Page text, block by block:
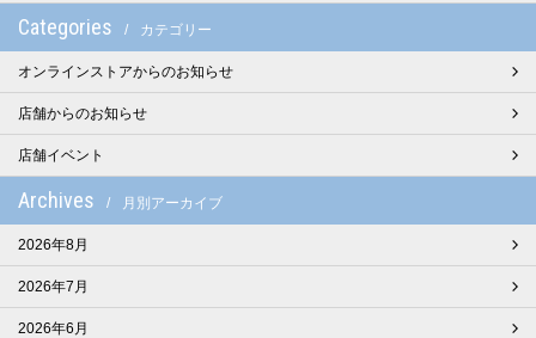
Categories カテゴリー
オンラインストアからのお知らせ
店舗からのお知らせ
店舗イベント
Archives 月別アーカイブ
2026年8月
2026年7月
2026年6月